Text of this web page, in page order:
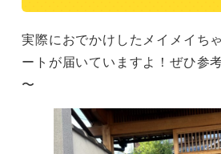
実際におでかけしたメイメイち
ートが届いていますよ！ぜひ参
〜